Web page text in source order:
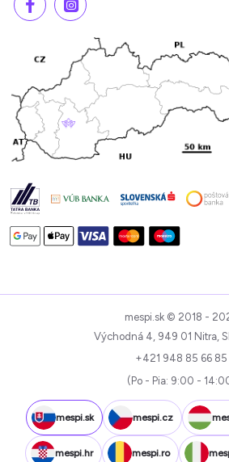
mespi.sk © 2018 -
Východná 4, 949 01 Nitra,
+421 948 85 66 85
(Po - Pia: 9:00 -
mespi.sk mespi.cz
mespi.hr mespi.ro